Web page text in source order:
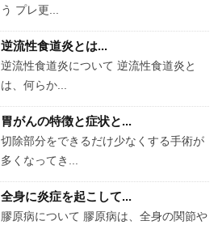
う プレ更...
逆流性食道炎とは...
逆流性食道炎について 逆流性食道炎と
は、何らか...
胃がんの特徴と症状と...
切除部分をできるだけ少なくする手術が
多くなってき...
全身に炎症を起こして...
膠原病について 膠原病は、全身の関節や